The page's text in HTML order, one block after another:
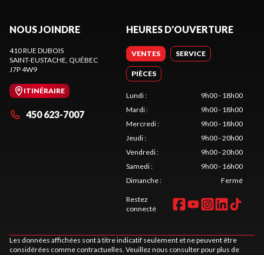
NOUS JOINDRE
410 RUE DUBOIS
SAINT-EUSTACHE, QUÉBEC
J7P 4W9
ITINÉRAIRE
450 623-7007
HEURES D'OUVERTURE
VENTES SERVICE
PIÈCES
Lundi:
9h00 - 18h00
Mardi:
9h00 - 18h00
Mercredi:
9h00 - 18h00
Jeudi:
9h00 - 20h00
Vendredi:
9h00 - 20h00
Samedi:
9h00 - 16h00
Dimanche: Fermé
Restez
connecté
Les données affichées sont à titre indicatif seulement et ne peuvent être
considérées comme contractuelles. Veuillez nous consulter pour plus de